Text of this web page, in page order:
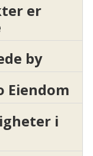
er
by
Eiendom
i